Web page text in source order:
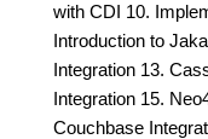
with CDI 10.
Introduction to
Integration 13.
Integration 15.
Couchbase